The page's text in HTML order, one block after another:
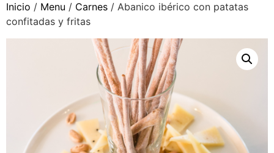
Inicio / Menu / Carnes / Abanico ibérico con patatas
confitadas y fritas